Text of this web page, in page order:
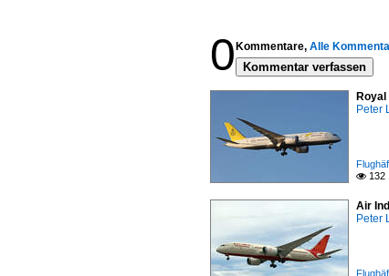
0 Kommentare, Alle
Kommentar verfassen
Peter
 132
Air
Peter